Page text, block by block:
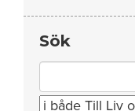
Sök
for: